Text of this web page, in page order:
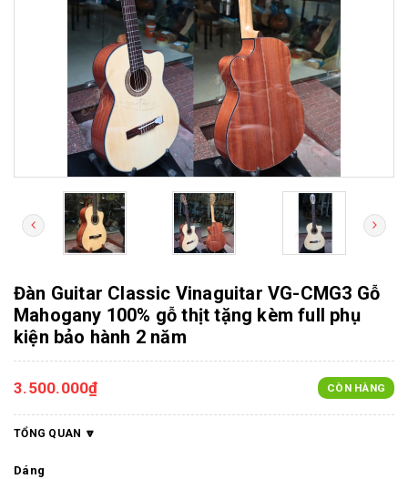
Đàn Guitar Classic Vinaguitar VG-CMG3 Gỗ
Mahogany 100% gỗ thịt tặng kèm full phụ
kiện bảo hành 2 năm
3.500.000₫ CÒN HÀNG
TỔNG QUAN
Dáng